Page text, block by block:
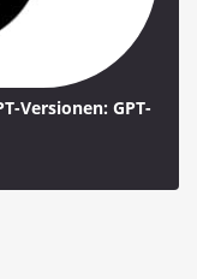
Versionen: GPT-